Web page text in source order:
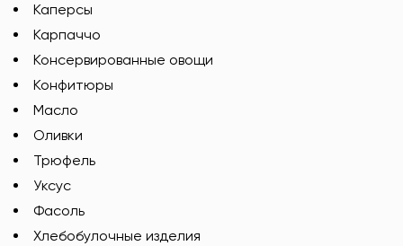
Каперсы
Карпаччо
Консервированные овощи
Конфитюры
Масло
Оливки
Трюфель
Уксус
Фасоль
Хлебобулочные изделия